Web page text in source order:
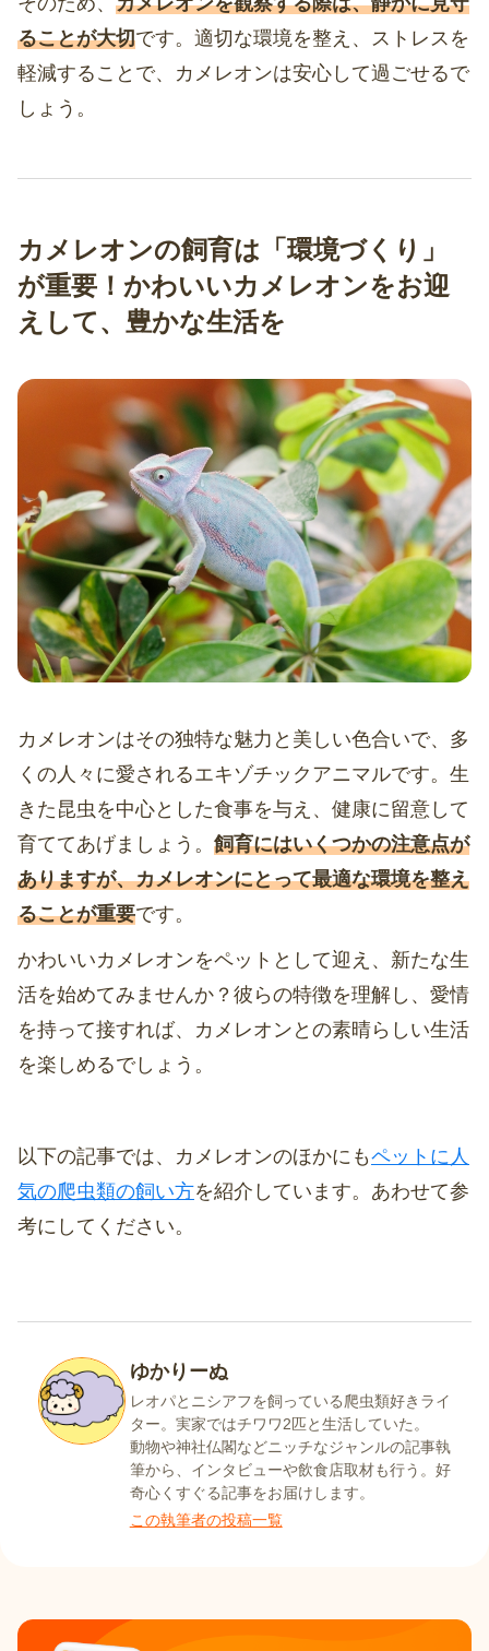
ることが大切です。適切な環境を整え、ストレスを
軽減することで、カメレオンは安心して過ごせるで
しょう。
カメレオンの飼育は「環境づくり」
が重要！かわいいカメレオンをお迎
えして、豊かな生活を
カメレオンはその独特な魅力と美しい色合いで、多
くの人々に愛されるエキゾチックアニマルです。生
きた昆虫を中心とした食事を与え、健康に留意して
育ててあげましょう。 飼育にはいくつかの注意点が
ありますが、カメレオンにとって最適な環境を整え
ることが重要です。
かわいいカメレオンをペットとして迎え、新たな生
活を始めてみませんか？彼らの特徴を理解し、愛情
を持って接すれば、カメレオンとの素晴らしい生活
を楽しめるでしょう。
以下の記事では、カメレオンのほかにもペットに人
気の爬虫類の飼い方を紹介しています。あわせて参
考にしてください。
ゆかりーぬ
レオパとニシアフを飼っている爬虫類好きライ
ター。実家ではチワワ2匹と生活していた。
動物や神社仏閣などニッチなジャンルの記事執
筆から、インタビューや飲食店取材も行う。好
奇心くすぐる記事をお届けします。
この執筆者の投稿一覧